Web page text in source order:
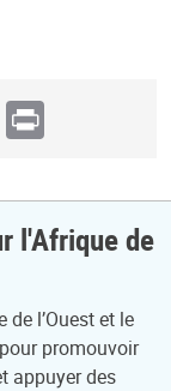
Print
l'Afrique de
de l’Ouest et le
promouvoir
appuyer des